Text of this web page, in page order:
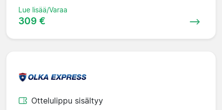
Lue lisää/Varaa
309 €
Ottelulippu sisältyy